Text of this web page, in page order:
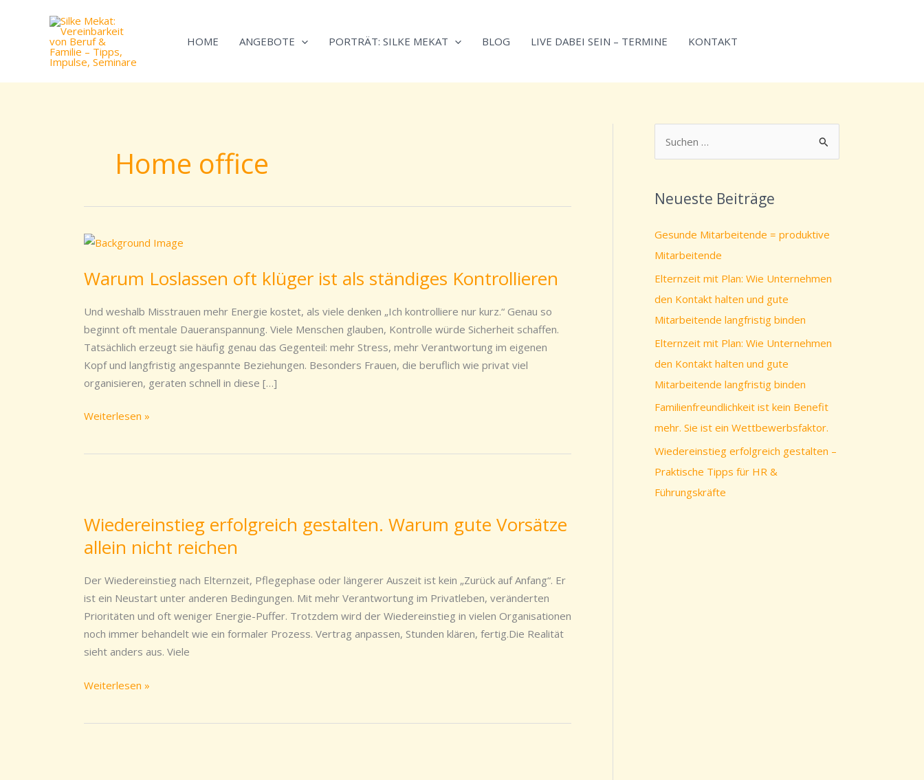
HOME ANGEBOTE PORTRÄT: SILKE MEKAT BLOG LIVE DABEI SEIN – TERMINE KONTAKT
Home office
Warum Loslassen oft klüger ist als ständiges Kontrollieren
Und weshalb Misstrauen mehr Energie kostet, als viele denken „Ich kontrolliere nur kurz.“ Genau so
beginnt oft mentale Daueranspannung. Viele Menschen glauben, Kontrolle würde Sicherheit schaffen.
Tatsächlich erzeugt sie häufig genau das Gegenteil: mehr Stress, mehr Verantwortung im eigenen
Kopf und langfristig angespannte Beziehungen. Besonders Frauen, die beruflich wie privat viel
organisieren, geraten schnell in diese […]
Warum
oft
ist
als
ständiges
Kontrollieren
Weiterlesen »
Wiedereinstieg erfolgreich gestalten. Warum gute Vorsätze
allein nicht reichen
Der Wiedereinstieg nach Elternzeit, Pflegephase oder längerer Auszeit ist kein „Zurück auf Anfang“. Er
ist ein Neustart unter anderen Bedingungen. Mit mehr Verantwortung im Privatleben, veränderten
Prioritäten und oft weniger Energie-Puffer. Trotzdem wird der Wiedereinstieg in vielen Organisationen
noch immer behandelt wie ein formaler Prozess. Vertrag anpassen, Stunden klären, fertig.Die Realität
sieht anders aus. Viele
gestalten.
Warum
Vorsätze
allein
nicht
reichen
Weiterlesen »
h
:
Neueste Beiträge
Gesunde Mitarbeitende = produktive
Mitarbeitende
Elternzeit mit Plan: Wie Unternehmen
den Kontakt halten und gute
Mitarbeitende langfristig binden
Elternzeit mit Plan: Wie Unternehmen
den Kontakt halten und gute
Mitarbeitende langfristig binden
Familienfreundlichkeit ist kein Benefit
mehr. Sie ist ein Wettbewerbsfaktor.
Wiedereinstieg erfolgreich gestalten –
Praktische Tipps für HR &
Führungskräfte
sich
reduzieren
durchscrollen!